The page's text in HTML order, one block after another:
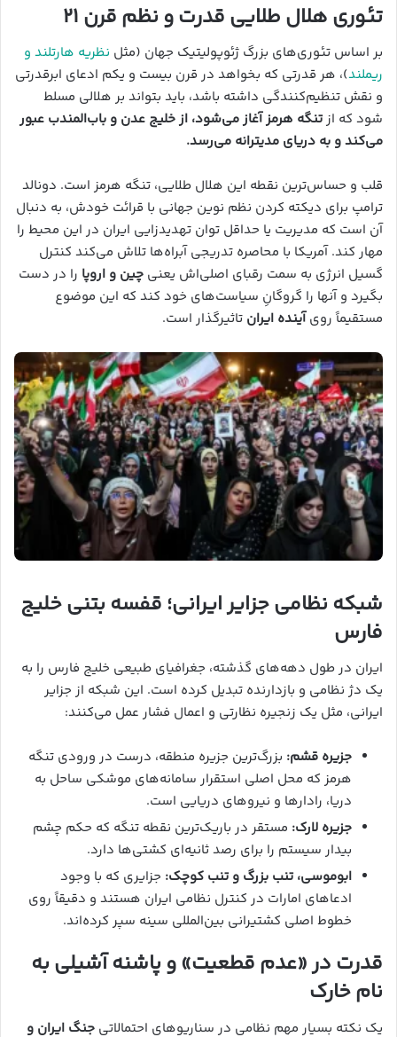
تئوری هلال طلایی قدرت و نظم قرن ۲۱
بر اساس تئوری‌های بزرگ ژئوپولیتیک جهان (مثل نظریه هارتلند و
ریملند)، هر قدرتی که بخواهد در قرن بیست و یکم ادعای ابرقدرتی
و نقش تنظیم‌کنندگی داشته باشد، باید بتواند بر هلالی مسلط
شود که ازتنگه هرمز آغاز می‌شود، از خلیج عدن و باب‌المندب عبور
می‌کند و به دریای مدیترانه می‌رسد.
قلب و حساس‌ترین نقطه این هلال طلایی، تنگه هرمز است. دونالد
ترامپ برای دیکته کردن نظم نوین جهانی با قرائت خودش، به دنبال
آن است که مدیریت یا حداقل توان تهدیدزایی ایران در این محیط را
مهار کند. آمریکا با محاصره تدریجی آبراه‌ها تلاش می‌کند کنترل
گسیل انرژی به سمت رقبای اصلی‌اش یعنی چین و اروپا را در دست
بگیرد و آنها را گروگانِ سیاست‌های خود کند که این موضوع
مستقیماً رویآینده ایران تاثیرگذار است.
شبکه نظامی جزایر ایرانی؛ قفسه بتنی خلیج
فارس
ایران در طول دهه‌های گذشته، جغرافیای طبیعی خلیج فارس را به
یک دژ نظامی و بازدارنده تبدیل کرده است. این شبکه از جزایر
ایرانی، مثل یک زنجیره نظارتی و اعمال فشار عمل می‌کنند:
جزیره قشم: بزرگ‌ترین جزیره منطقه، درست در ورودی تنگه
هرمز که محل اصلی استقرار سامانه‌های موشکی ساحل به
دریا، رادارها و نیروهای دریایی است.
جزیره لارک: مستقر در باریک‌ترین نقطه تنگه که حکم چشم
بیدار سیستم را برای رصد ثانیه‌ای کشتی‌ها دارد.
ابوموسی، تنب بزرگ و تنب کوچک: جزایری که با وجود
ادعاهای امارات در کنترل نظامی ایران هستند و دقیقاً روی
خطوط اصلی کشتیرانی بین‌المللی سینه سپر کرده‌اند.
قدرت در «عدم قطعیت» و پاشنه آشیلی به
نام خارک
یک نکته بسیار مهم نظامی در سناریوهای احتمالاتی جنگ ایران و